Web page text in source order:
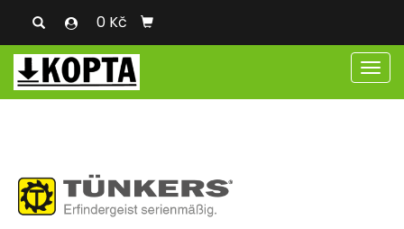
0 Kč